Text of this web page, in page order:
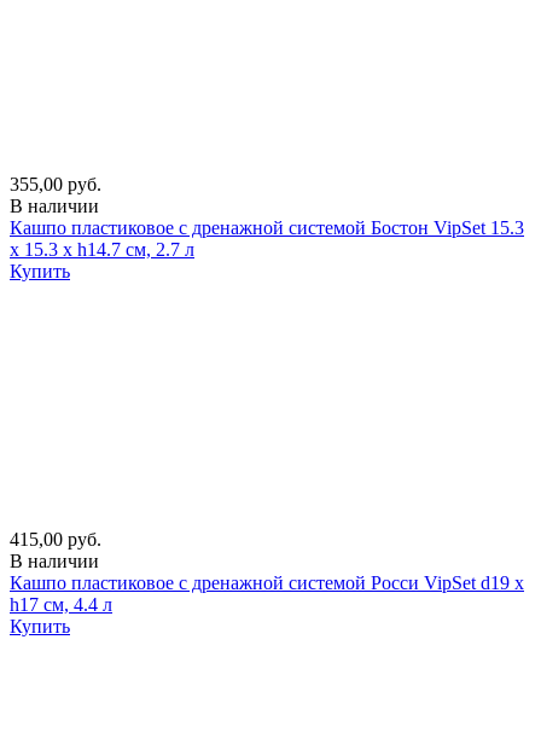
355,00 руб.
В наличии
Кашпо пластиковое с дренажной системой Бостон VipSet 15.3
х 15.3 х h14.7 см, 2.7 л
Купить
415,00 руб.
В наличии
Кашпо пластиковое с дренажной системой Росси VipSet d19 х
h17 см, 4.4 л
Купить